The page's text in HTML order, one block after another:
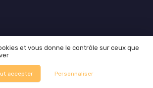
et vous donne le contrôle sur ceux que
accepter Personnaliser